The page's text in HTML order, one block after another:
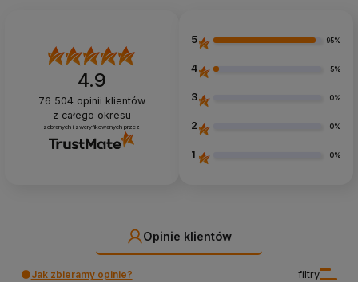
4.9
76 504opinii klientów
z całego okresu
zebranych i zweryfikowanych przez
5 95%
4 5%
3 0%
2 0%
1 0%
Opinie klientów
filtry
Jak zbieramy opinie?